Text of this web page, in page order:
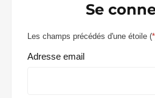
Se
Les champs précédés d'une étoile (*
Adresse email